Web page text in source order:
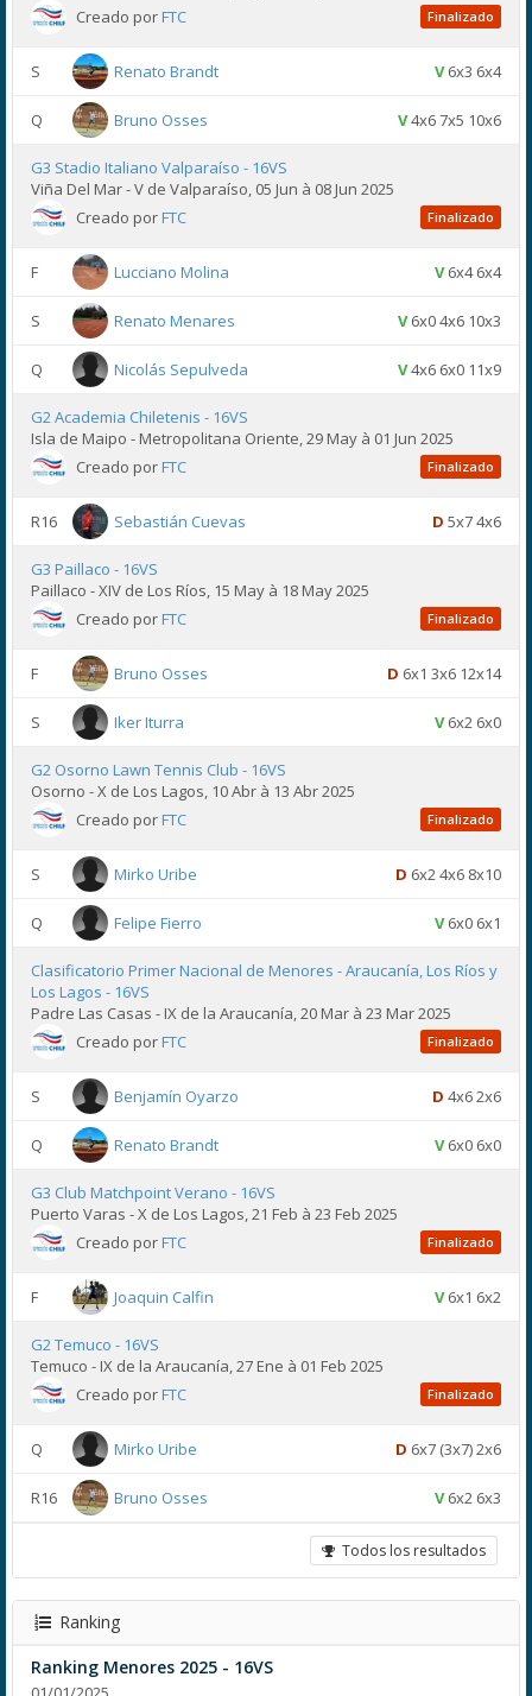
Creado porFTC Finalizado
S Renato Brandt V6x3 6x4
Q Bruno Osses V4x6 7x5 10x6
G3 Stadio Italiano Valparaíso - 16VS
Viña Del Mar - V de Valparaíso, 05 Jun à 08 Jun 2025
Creado porFTC Finalizado
F Lucciano Molina V6x4 6x4
S Renato Menares V6x0 4x6 10x3
Q Nicolás Sepulveda V4x6 6x0 11x9
G2 Academia Chiletenis - 16VS
Isla de Maipo - Metropolitana Oriente, 29 May à 01 Jun 2025
Creado porFTC Finalizado
R16 Sebastián Cuevas D 5x7 4x6
G3 Paillaco - 16VS
Paillaco - XIV de Los Ríos, 15 May à 18 May 2025
Creado porFTC Finalizado
F Bruno Osses D 6x1 3x6 12x14
S Iker Iturra V6x2 6x0
G2 Osorno Lawn Tennis Club - 16VS
Osorno - X de Los Lagos, 10 Abr à 13 Abr 2025
Creado porFTC Finalizado
S Mirko Uribe D 6x2 4x6 8x10
Q Felipe Fierro V6x0 6x1
Clasificatorio Primer Nacional de Menores - Araucanía, Los Ríos y
Los Lagos - 16VS
Padre Las Casas - IX de la Araucanía, 20 Mar à 23 Mar 2025
Creado porFTC Finalizado
S Benjamín Oyarzo D 4x6 2x6
Q Renato Brandt V6x0 6x0
G3 Club Matchpoint Verano - 16VS
Puerto Varas - X de Los Lagos, 21 Feb à 23 Feb 2025
Creado porFTC Finalizado
F Joaquin Calfin V6x1 6x2
G2 Temuco - 16VS
Temuco - IX de la Araucanía, 27 Ene à 01 Feb 2025
Creado porFTC Finalizado
Q Mirko Uribe D 6x7 (3x7) 2x6
R16 Bruno Osses V6x2 6x3
Todos los resultados
Ranking
Ranking Menores 2025 - 16VS